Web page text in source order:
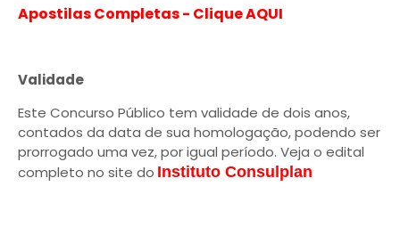
Apostilas Completas - Clique AQUI
Validade
Este Concurso Público tem validade de dois anos,
contados da data de sua homologação, podendo ser
prorrogado uma vez, por igual período. Veja o edital
completo no site do Instituto Consulplan